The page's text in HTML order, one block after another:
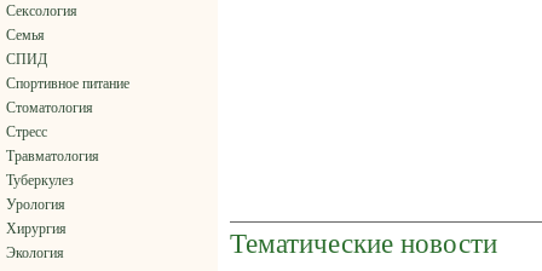
Сексология
Семья
СПИД
Спортивное питание
Стоматология
Стресс
Травматология
Туберкулез
Урология
Хирургия
Экология
Тематические новости